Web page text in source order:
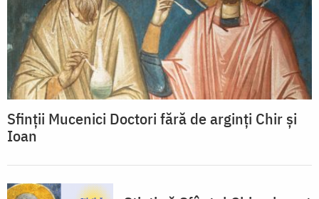
Sfinții Mucenici Doctori fără de arginți Chir și
Ioan